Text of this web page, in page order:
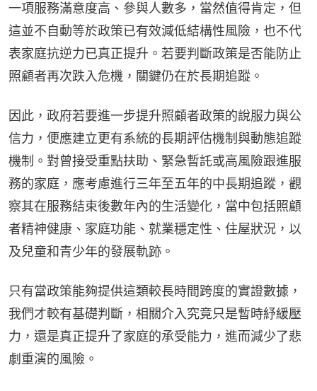
一項服務滿意度高、參與人數多，當然值得肯定，但
這並不自動等於政策已有效減低結構性風險，也不代
表家庭抗逆力已真正提升。若要判斷政策是否能防止
照顧者再次跌入危機，關鍵仍在於長期追蹤。
因此，政府若要進一步提升照顧者政策的說服力與公
信力，便應建立更有系統的長期評估機制與動態追蹤
機制。對曾接受重點扶助、緊急暫託或高風險跟進服
務的家庭，應考慮進行三年至五年的中長期追蹤，觀
察其在服務結束後數年內的生活變化，當中包括照顧
者精神健康、家庭功能、就業穩定性、住屋狀況，以
及兒童和青少年的發展軌跡。
只有當政策能夠提供這類較長時間跨度的實證數據，
我們才較有基礎判斷，相關介入究竟只是暫時紓緩壓
力，還是真正提升了家庭的承受能力，進而減少了悲
劇重演的風險。